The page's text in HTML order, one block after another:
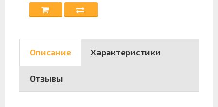
Описание Характеристики
Отзывы